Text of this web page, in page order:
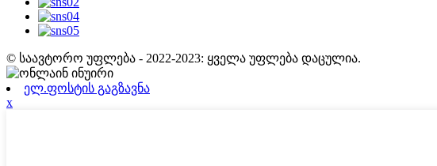
© საავტორო უფლება - 2022-2023: ყველა უფლება დაცულია.
ელ.ფოსტის გაგზავნა
x